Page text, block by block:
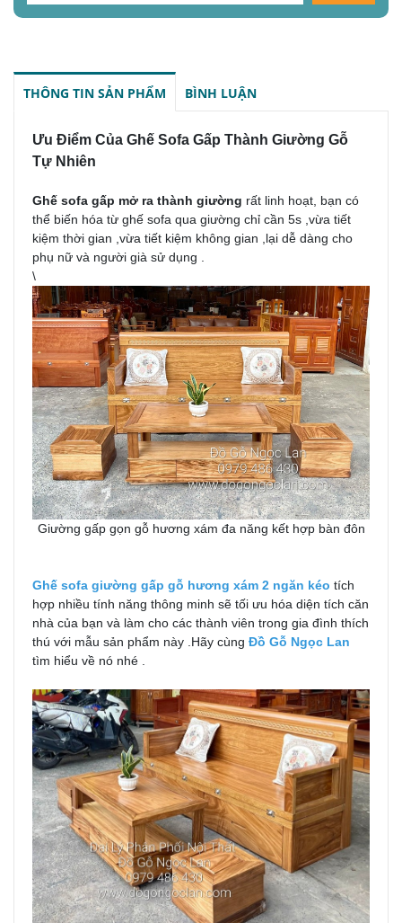
THÔNG TIN SẢN PHẨM BÌNH LUẬN
Ưu Điểm Của Ghế Sofa Gấp Thành Giường Gỗ
Tự Nhiên
Ghế sofa gấp mở ra thành giường rất linh hoạt, bạn có
thể biến hóa từ ghế sofa qua giường chỉ cần 5s ,vừa tiết
kiệm thời gian ,vừa tiết kiệm không gian ,lại dễ dàng cho
phụ nữ và người già sử dụng .
\
Giường gấp gọn gỗ hương xám đa năng kết hợp bàn đôn
Ghế sofa giường gấp gỗ hương xám 2 ngăn kéo tích
hợp nhiều tính năng thông minh sẽ tối ưu hóa diện tích căn
nhà của bạn và làm cho các thành viên trong gia đình thích
thú với mẫu sản phẩm này .Hãy cùng Đồ Gỗ Ngọc Lan
tìm hiểu về nó nhé .